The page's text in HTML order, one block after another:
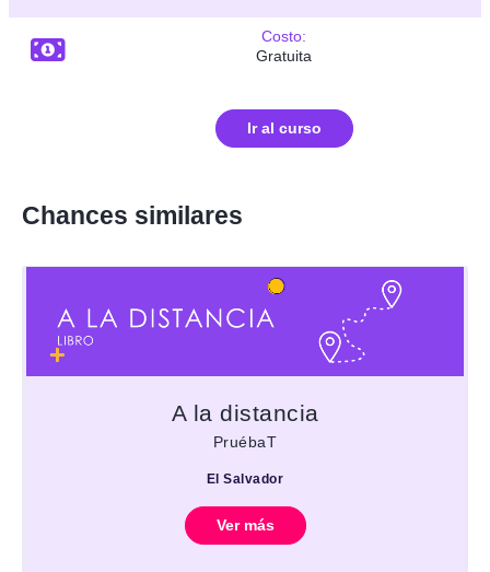
Costo:
Gratuita
Ir al curso
Chances similares
A la distancia
PruébaT
El Salvador
Ver más